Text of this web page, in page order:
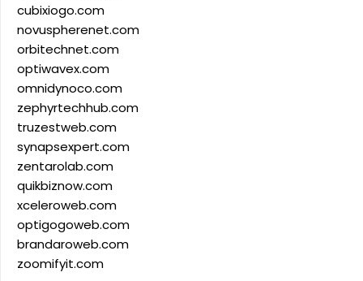
cubixiogo.com
novuspherenet.com
orbitechnet.com
optiwavex.com
omnidynoco.com
zephyrtechhub.com
truzestweb.com
synapsexpert.com
zentarolab.com
quikbiznow.com
xceleroweb.com
optigogoweb.com
brandaroweb.com
zoomifyit.com